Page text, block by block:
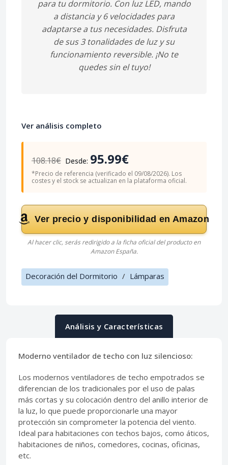
para tu dormitorio. Con luz LED, mando
a distancia y6 velocidadespara
adaptarse a tus necesidades. Disfruta
de sus3 tonalidadesde luz y su
funcionamiento reversible. ¡No te
quedes sin el tuyo!
Ver análisis completo
108.18€ Desde: 95.99€
*Precio de referencia (verificado el 09/08/2026). Los
costes y el stock se actualizan en la plataforma oficial.
Ver precio y disponibilidad en Amazon
Al hacer clic, serás redirigido a la ficha oficial del producto en
Amazon España.
Decoración del Dormitorio / Lámparas
Análisis y Características
Moderno ventilador de techo con luz silencioso:
Los modernos ventiladores de techo empotrados se
diferencian de los tradicionales por el uso de palas
más cortas y su colocación dentro del anillo interior de
la luz, lo que puede proporcionarle una mayor
protección sin comprometer la potencia del viento.
Ideal para habitaciones con techos bajos, como áticos,
habitaciones de niños, comedores, cocinas, oficinas,
etc.